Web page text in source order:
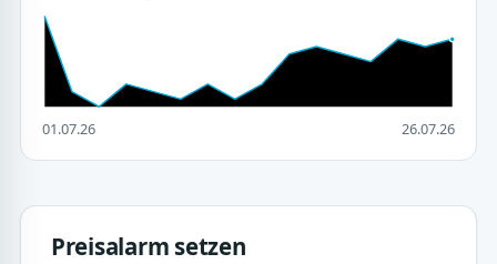
01.07.26 26.07.26
Preisalarm setzen